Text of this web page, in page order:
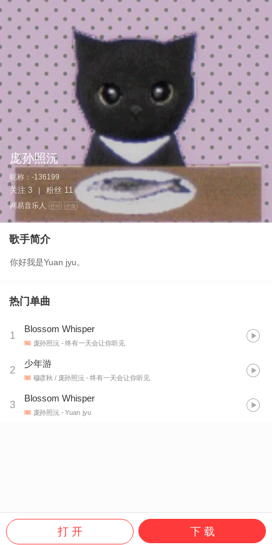
庞孙照沅
昵称： -136199
关注 3 粉丝 11
网易音乐人 作词 作曲
歌手简介
你好我是Yuan jyu。
热门单曲
1
Blossom Whisper
庞孙照沅 - 终有一天会让你听见
2
少年游
穆彦秋 / 庞孙照沅 - 终有一天会让你听见
3
Blossom Whisper
庞孙照沅 - Yuan jyu
打 开 下 载